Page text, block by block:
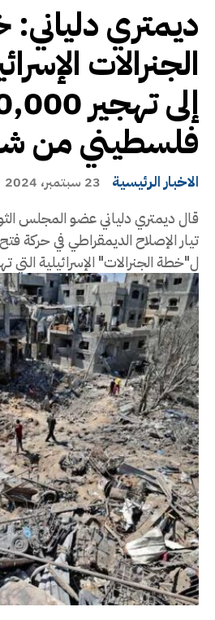
ديمتري
الجنرالات
إلى تهجير
فلسطيني من
الاخبار الرئيسية 23 سبتمبر، 2024
قال ديمتري دلياني عضو المجلس
تيار الإصلاح الديمقراطي في حركة
ل"خطة الجنرالات" الإسرائيلية التي